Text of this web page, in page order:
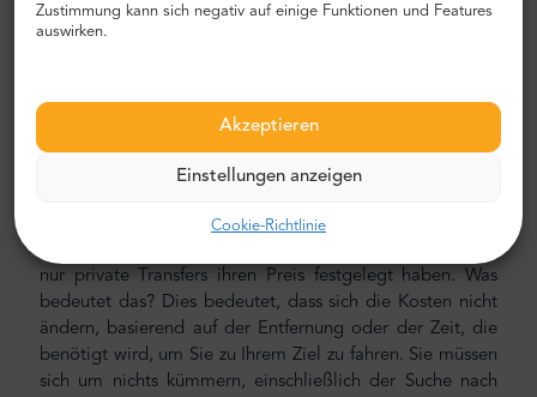
Zustimmung kann sich negativ auf einige Funktionen und Features
auswirken.
Akzeptieren
Einstellungen anzeigen
Cookie-Richtlinie
modernen, komfortablen, klimatisierten Autos, Minivans
Flughafen- und Stadttransferkosten
Der Preis für den privaten Transport von Mr. Shuttle ist
versteckte Kosten. Sie können im Voraus mit Ihrer
nur private Transfers ihren Preis festgelegt haben. Was
bedeutet das? Dies bedeutet, dass sich die Kosten nicht
ändern, basierend auf der Entfernung oder der Zeit, die
benötigt wird, um Sie zu Ihrem Ziel zu fahren. Sie müssen
sich um nichts kümmern, einschließlich der Suche nach